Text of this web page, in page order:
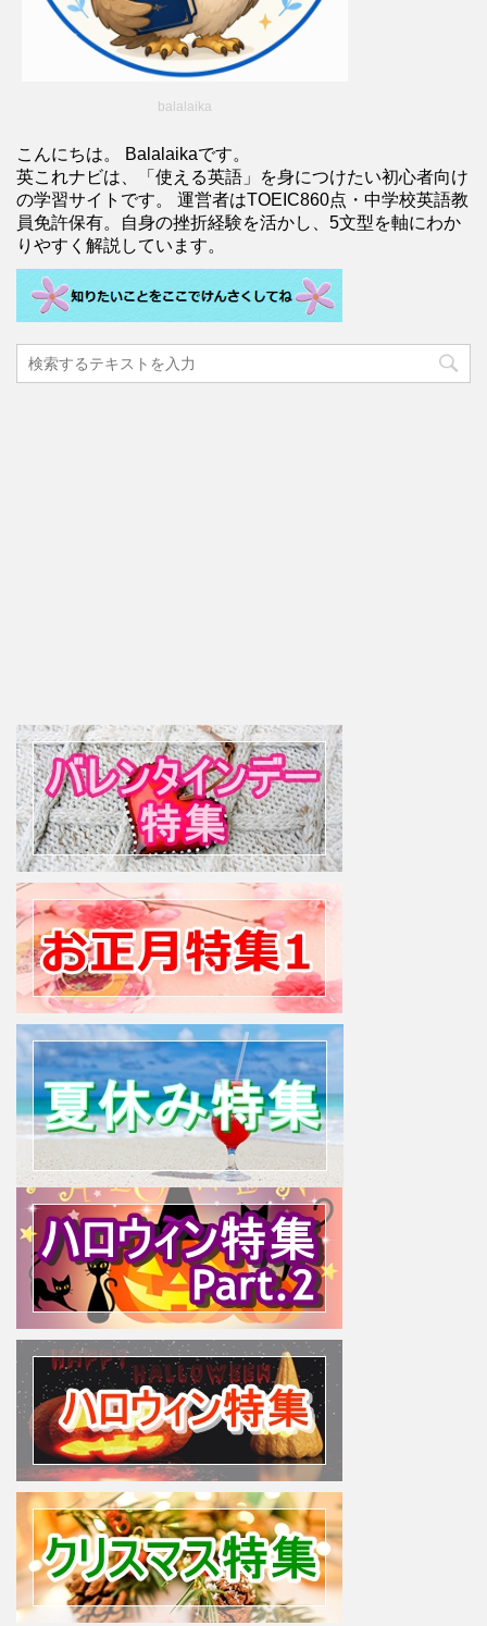
balalaika
こんにちは。 Balalaikaです。
英これナビは、「使える英語」を身につけたい初心者向け
の学習サイトです。 運営者はTOEIC860点・中学校英語教
員免許保有。自身の挫折経験を活かし、5文型を軸にわか
りやすく解説しています。